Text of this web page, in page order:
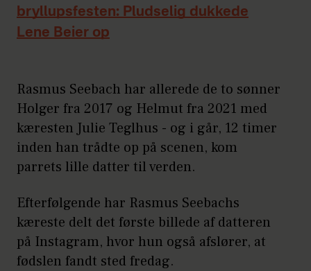
bryllupsfesten: Pludselig dukkede
Lene Beier op
Rasmus Seebach har allerede de to sønner
Holger fra 2017 og Helmut fra 2021 med
kæresten Julie Teglhus - og i går, 12 timer
inden han trådte op på scenen, kom
parrets lille datter til verden.
Efterfølgende har Rasmus Seebachs
kæreste delt det første billede af datteren
på Instagram, hvor hun også afslører, at
fødslen fandt sted fredag.